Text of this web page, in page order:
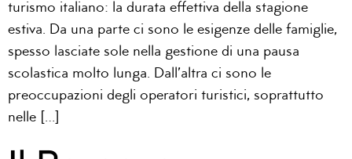
turismo italiano: la durata effettiva della stagione
estiva. Da una parte ci sono le esigenze delle famiglie,
spesso lasciate sole nella gestione di una pausa
scolastica molto lunga. Dall’altra ci sono le
preoccupazioni degli operatori turistici, soprattutto
nelle […]